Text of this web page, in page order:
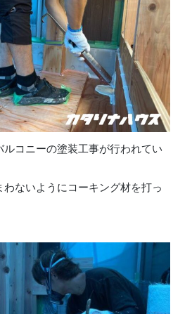
コニーの塗装工事が行われてい
わないようにコーキング材を打っ